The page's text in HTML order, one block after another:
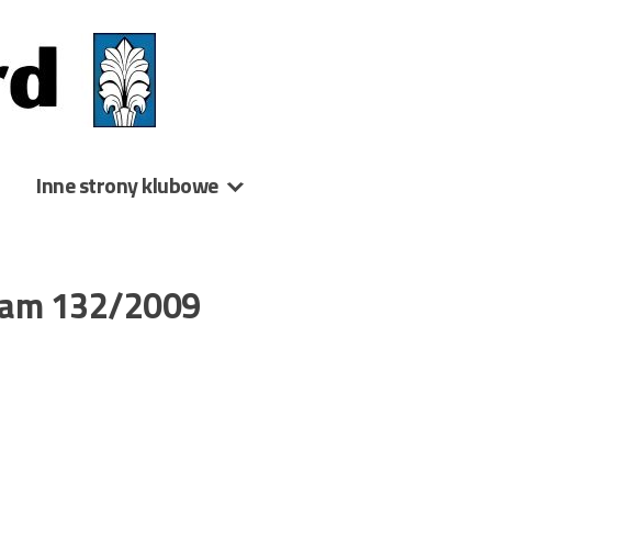
Inne strony klubowe
132/2009